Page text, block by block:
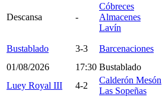
Descansa -
Cóbreces
Almacenes
Lavín
Bustablado 3-3 Barcenaciones
01/08/2026
17:30 Bustablado
Luey Royal III
4-2
Calderón Mesón
Las Sopeñas